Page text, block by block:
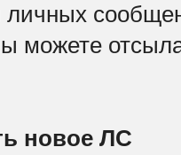
можете
новое ЛС